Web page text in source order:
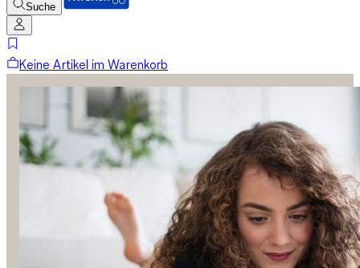
Suche
Keine Artikel im Warenkorb